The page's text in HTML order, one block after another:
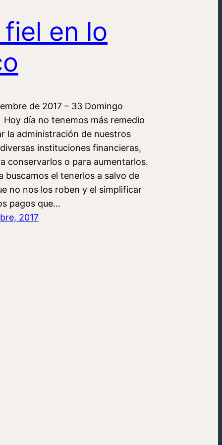
en lo
de 2017 – 33 Domingo
día no tenemos más remedio
la administración de nuestros
instituciones financieras,
conservarlos o para aumentarlos.
buscamos el tenerlos a salvo de
no nos los roben y el simplificar
pagos que…
2017